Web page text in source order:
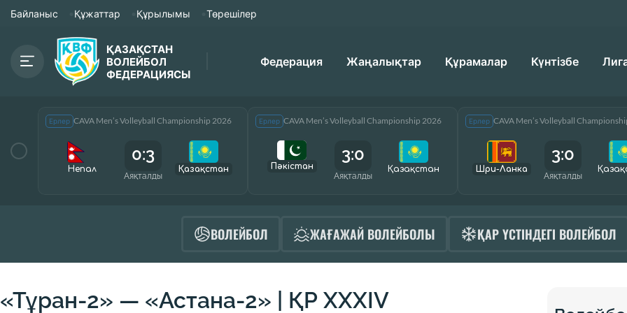
Байланыс Құжаттар Құрылымы Төрешілер
ҚАЗАҚСТАН
ВОЛЕЙБОЛ
ФЕДЕРАЦИЯСЫ
Федерация Жаңалықтар Құрамалар Күнтізбе
Ерлер CAVA Men’s Volleyball Championship 2026
Непал
0:3
Аяқталды
Қазақcтан
Ерлер CAVA Men’s Volleyball Championship 2026
Пәкістан
3:0
Аяқталды
Қазақcтан
Ерлер CAVA Men’s Volleyball
Шри-Ланка
3:0
Аяқталды
ВОЛЕЙБОЛ ЖАҒАЖАЙ ВОЛЕЙБОЛЫ ҚАР ҮСТІНДЕГІ ВОЛЕЙБОЛ
«Тұран-2» — «Астана-2» | ҚР XXXIV